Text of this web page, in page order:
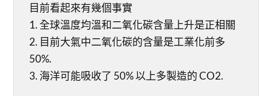
目前看起來有幾個事實
1. 全球溫度均溫和二氧化碳含量上升是正相關
2. 目前大氣中二氧化碳的含量是工業化前多
50%.
3. 海洋可能吸收了 50% 以上多製造的 CO2.